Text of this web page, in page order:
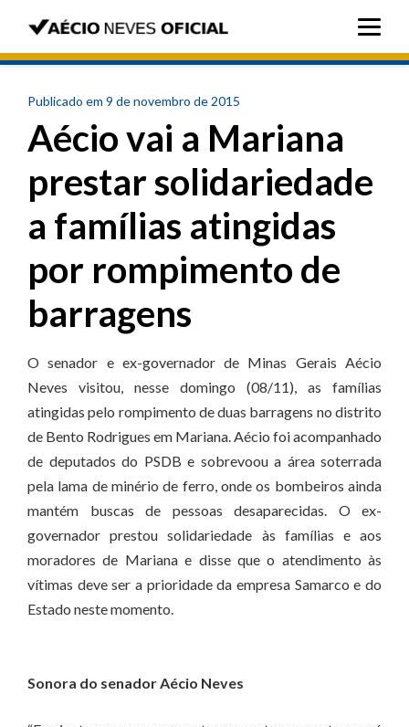
Publicado em 9 de novembro de 2015
Aécio vai a Mariana
prestar solidariedade
a famílias atingidas
por rompimento de
barragens
O senador e ex-governador de Minas Gerais Aécio
Neves visitou, nesse domingo (08/11), as famílias
atingidas pelo rompimento de duas barragens no distrito
de Bento Rodrigues em Mariana. Aécio foi acompanhado
de deputados do PSDB e sobrevoou a área soterrada
pela lama de minério de ferro, onde os bombeiros ainda
mantém buscas de pessoas desaparecidas. O ex-
governador prestou solidariedade às famílias e aos
moradores de Mariana e disse que o atendimento às
vítimas deve ser a prioridade da empresa Samarco e do
Estado neste momento.
Sonora do senador Aécio Neves